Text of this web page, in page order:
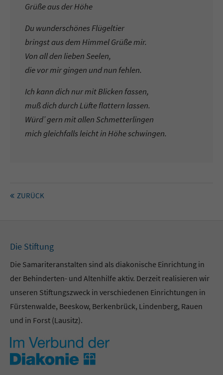
Grüße aus der Höhe
Du wunderschönes Flügeltier
bringst aus dem Himmel Grüße mir.
Von all den lieben Seelen,
die vor mir gingen und nun fehlen.
Ich kann dich nur mit Blicken fassen,
muß dich durch Lüfte flattern lassen.
Würd’ gern mit allen Schmetterlingen
mich gleichfalls leicht in Höhe schwingen.
ZURÜCK
Die Stiftung
Die Samariteranstalten sind als diakonische Einrichtung in
der Behinderten- und Altenhilfe aktiv. Derzeit realisieren wir
unseren Stiftungszweck in verschiedenen Einrichtungen in
Fürstenwalde, Beeskow, Berkenbrück, Lindenberg, Rauen
und in Forst (Lausitz).